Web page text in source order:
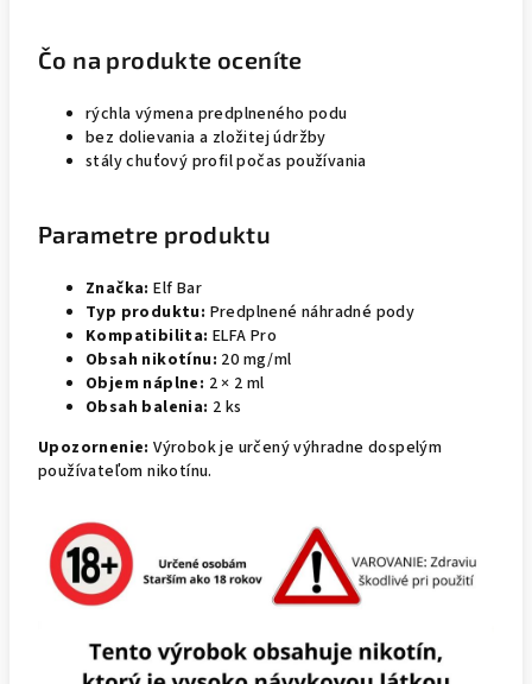
Čo na produkte oceníte
rýchla výmena predplneného podu
bez dolievania a zložitej údržby
stály chuťový profil počas používania
Parametre produktu
Značka: Elf Bar
Typ produktu: Predplnené náhradné pody
Kompatibilita: ELFA Pro
Obsah nikotínu: 20 mg/ml
Objem náplne: 2 × 2 ml
Obsah balenia: 2 ks
Upozornenie: Výrobok je určený výhradne dospelým
používateľom nikotínu.